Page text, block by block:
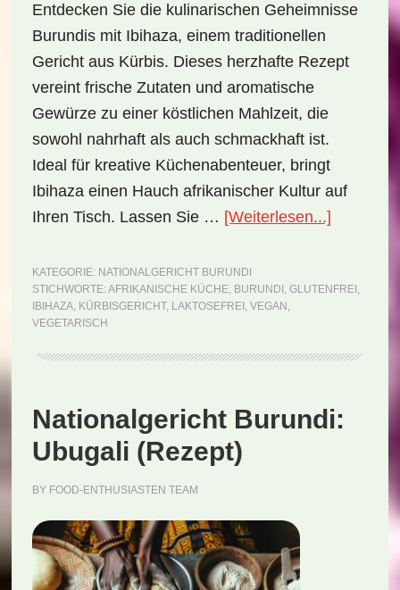
Entdecken Sie die kulinarischen Geheimnisse
Burundis mit Ibihaza, einem traditionellen
Gericht aus Kürbis. Dieses herzhafte Rezept
vereint frische Zutaten und aromatische
Gewürze zu einer köstlichen Mahlzeit, die
sowohl nahrhaft als auch schmackhaft ist.
Ideal für kreative Küchenabenteuer, bringt
Ibihaza einen Hauch afrikanischer Kultur auf
Ihren Tisch. Lassen Sie … [Weiterlesen...]
(Rezept)
KATEGORIE: NATIONALGERICHT BURUNDI
STICHWORTE: AFRIKANISCHE KÜCHE, BURUNDI , GLUTENFREI ,
IBIHAZA, KÜRBISGERICHT, LAKTOSEFREI , VEGAN ,
VEGETARISCH
Nationalgericht Burundi:
Ubugali (Rezept)
BY FOOD-ENTHUSIASTEN TEAM